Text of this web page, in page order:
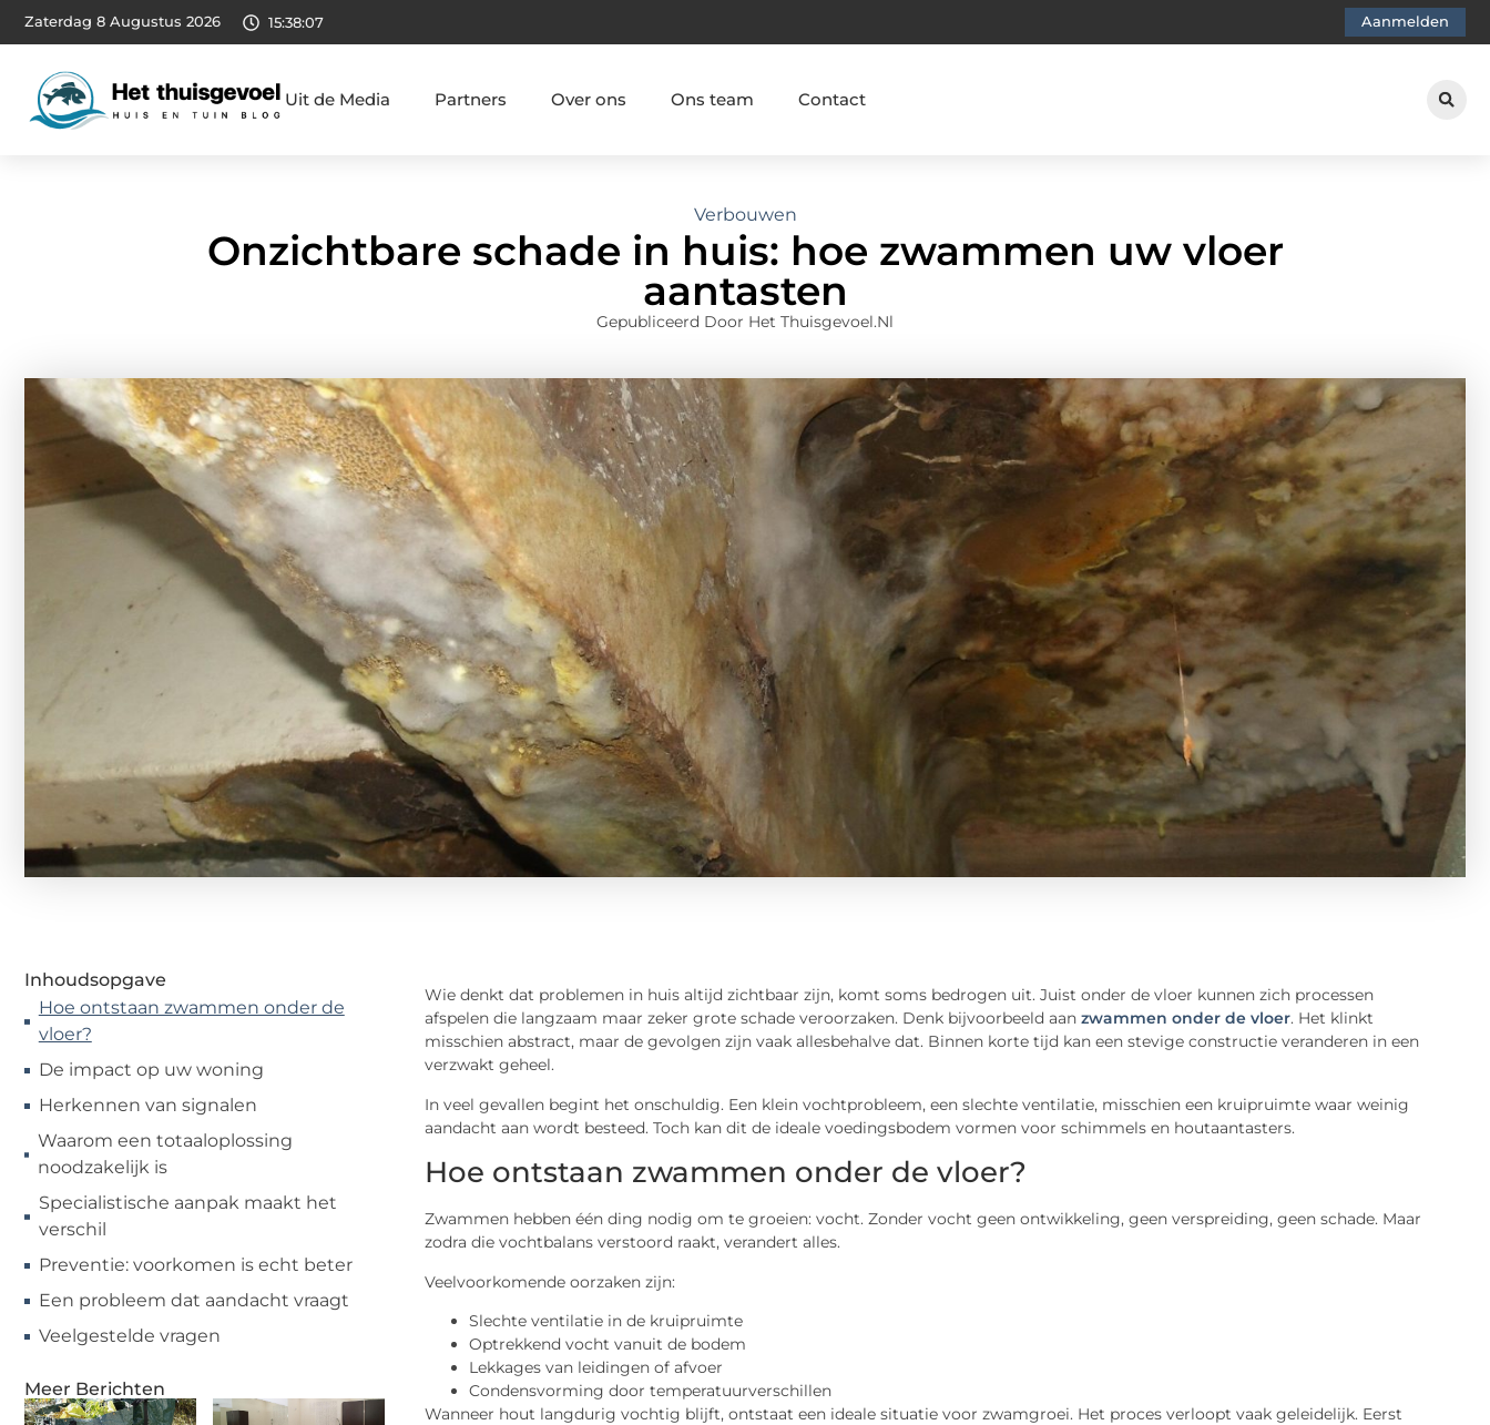
Zaterdag 8 Augustus 2026 15:38:08 Aanmelden
Uit de Media Partners Over ons Ons team Contact
Verbouwen
Onzichtbare schade in huis: hoe zwammen uw vloer
aantasten
Gepubliceerd Door Het Thuisgevoel.nl
Inhoudsopgave
Hoe ontstaan zwammen onder de
vloer?
De impact op uw woning
Herkennen van signalen
Waarom een totaaloplossing
noodzakelijk is
Specialistische aanpak maakt het
verschil
Preventie: voorkomen is echt beter
Een probleem dat aandacht vraagt
Veelgestelde vragen
Meer Berichten
Wie denkt dat problemen in huis altijd zichtbaar zijn, komt soms bedrogen uit. Juist onder de vloer kunnen zich processen
afspelen die langzaam maar zeker grote schade veroorzaken. Denk bijvoorbeeld aan zwammen onder de vloer. Het klinkt
misschien abstract, maar de gevolgen zijn vaak allesbehalve dat. Binnen korte tijd kan een stevige constructie veranderen in een
verzwakt geheel.
In veel gevallen begint het onschuldig. Een klein vochtprobleem, een slechte ventilatie, misschien een kruipruimte waar weinig
aandacht aan wordt besteed. Toch kan dit de ideale voedingsbodem vormen voor schimmels en houtaantasters.
Hoe ontstaan zwammen onder de vloer?
Zwammen hebben één ding nodig om te groeien: vocht. Zonder vocht geen ontwikkeling, geen verspreiding, geen schade. Maar
zodra die vochtbalans verstoord raakt, verandert alles.
Veelvoorkomende oorzaken zijn:
Slechte ventilatie in de kruipruimte
Optrekkend vocht vanuit de bodem
Lekkages van leidingen of afvoer
Condensvorming door temperatuurverschillen
Wanneer hout langdurig vochtig blijft, ontstaat een ideale situatie voor zwamgroei. Het proces verloopt vaak geleidelijk. Eerst